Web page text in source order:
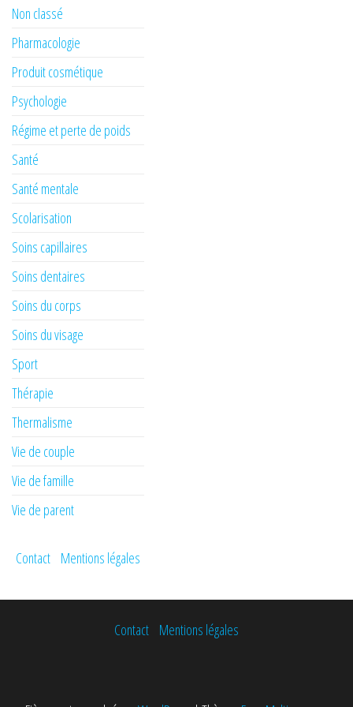
Non classé
Pharmacologie
Produit cosmétique
Psychologie
Régime et perte de poids
Santé
Santé mentale
Scolarisation
Soins capillaires
Soins dentaires
Soins du corps
Soins du visage
Sport
Thérapie
Thermalisme
Vie de couple
Vie de famille
Vie de parent
Contact Mentions légales
Contact Mentions légales